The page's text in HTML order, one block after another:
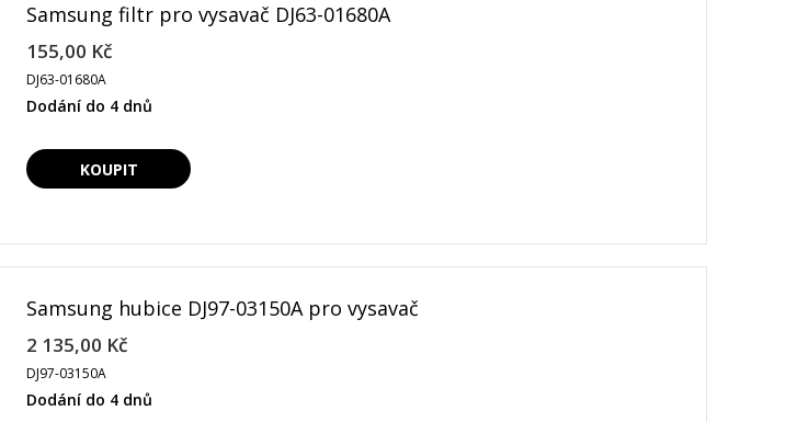
Samsung filtr pro vysavač DJ63-01680A
155,00 Kč
DJ63-01680A
Dodání do 4 dnů
Samsung hubice DJ97-03150A pro vysavač
2 135,00 Kč
DJ97-03150A
Dodání do 4 dnů